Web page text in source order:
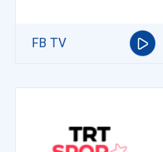
FB TV